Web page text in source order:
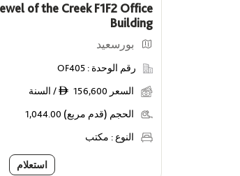
of the Creek F1F2 Office
Building
بورسعيد
رقم الوحدة : OF405
السعر ê 156,600 / السنة
الحجم (قدم مربع) 1,044.00
النوع : مكتب
استعلام